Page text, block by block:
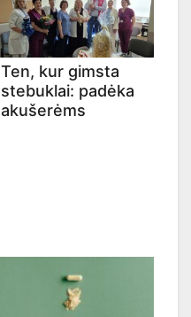
Ten, kur gimsta
stebuklai: padėka
akušerėms